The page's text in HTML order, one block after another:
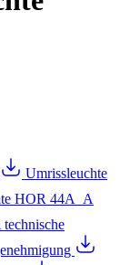
Umrissleuchte
HOR 44A_A